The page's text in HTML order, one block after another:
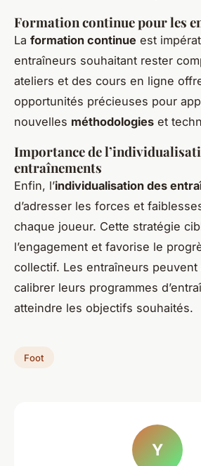
Formation continue pour les
La formation continue est
entraîneurs souhaitant rester
ateliers et des cours en ligne
opportunités précieuses pour
nouvelles méthodologies et
Importance de
entraînements
Enfin, l’individualisation des
d’adresser les forces et
chaque joueur. Cette stratégie
l’engagement et favorise le
collectif. Les entraîneurs peuvent
calibrer leurs programmes
atteindre les objectifs souhaités.
Foot
Y